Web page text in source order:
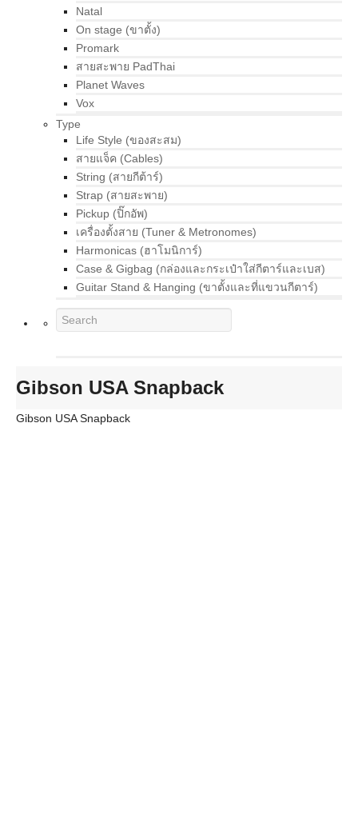
Natal
On stage (ขาตั้ง)
Promark
สายสะพาย PadThai
Planet Waves
Vox
Type
Life Style (ของสะสม)
สายแจ็ค (Cables)
String (สายกีต้าร์)
Strap (สายสะพาย)
Pickup (ปิ๊กอัพ)
เครื่องตั้งสาย (Tuner & Metronomes)
Harmonicas (ฮาโมนิการ์)
Case & Gigbag (กล่องและกระเป๋าใส่กีตาร์และเบส)
Guitar Stand & Hanging (ขาตั้งและที่แขวนกีตาร์)
Gibson USA Snapback
Gibson USA Snapback